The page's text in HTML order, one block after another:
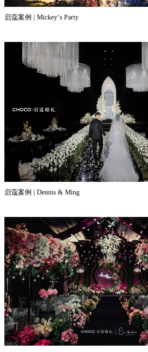
启蔻案例 | Mickey‘s Party
启蔻案例 | Dennis & Ming